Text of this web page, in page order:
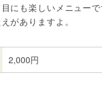
にも楽しいメニュー
がありますよ。
2,000円